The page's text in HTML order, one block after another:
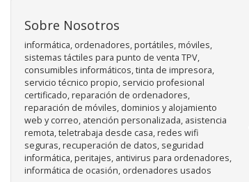
Sobre Nosotros
informática, ordenadores, portátiles, móviles,
sistemas táctiles para punto de venta TPV,
consumibles informáticos, tinta de impresora,
servicio técnico propio, servicio profesional
certificado, reparación de ordenadores,
reparación de móviles, dominios y alojamiento
web y correo, atención personalizada, asistencia
remota, teletrabaja desde casa, redes wifi
seguras, recuperación de datos, seguridad
informática, peritajes, antivirus para ordenadores,
informática de ocasión, ordenadores usados